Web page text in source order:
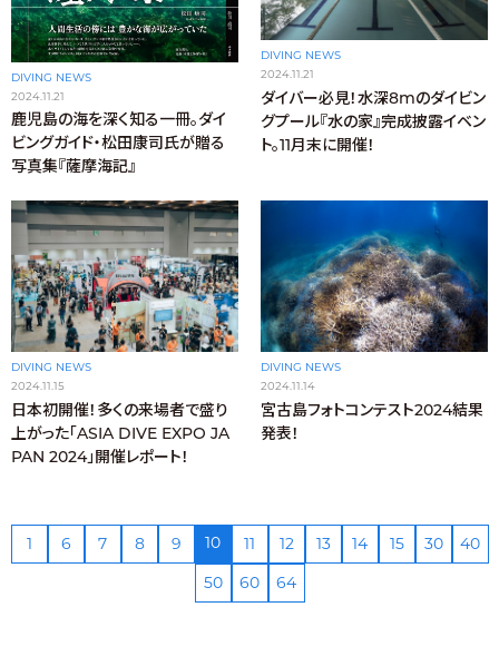
DIVING NEWS
2024.11.21
鹿児島の海を深く知る一冊。ダイ
ビングガイド・松田康司氏が贈る
写真集『薩摩海記』
DIVING NEWS
2024.11.21
ダイバー必見！水深8mのダイビン
グプール『水の家』完成披露イベン
ト。11月末に開催！
DIVING NEWS
2024.11.15
日本初開催！多くの来場者で盛り
上がった「ASIA DIVE EXPO JA
PAN 2024」開催レポート！
DIVING NEWS
2024.11.14
宮古島フォトコンテスト2024結果
発表！
1 6 7 8 9 10 11 12 13 14 15 30
40
50
60 64